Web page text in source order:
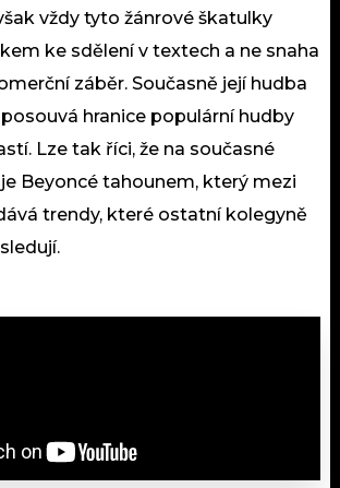
vždy tyto žánrové škatulky
ke sdělení v textech a ne snaha
záběr. Současně její hudba
hranice populární hudby
Lze tak říci, že na současné
Beyoncé tahounem, který mezi
trendy, které ostatní kolegyně